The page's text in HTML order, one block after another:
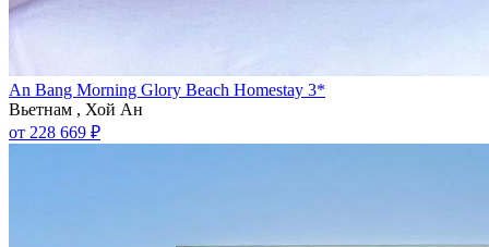
An Bang Morning Glory Beach Homestay 3*
Вьетнам , Хой Ан
от 228 669 ₽